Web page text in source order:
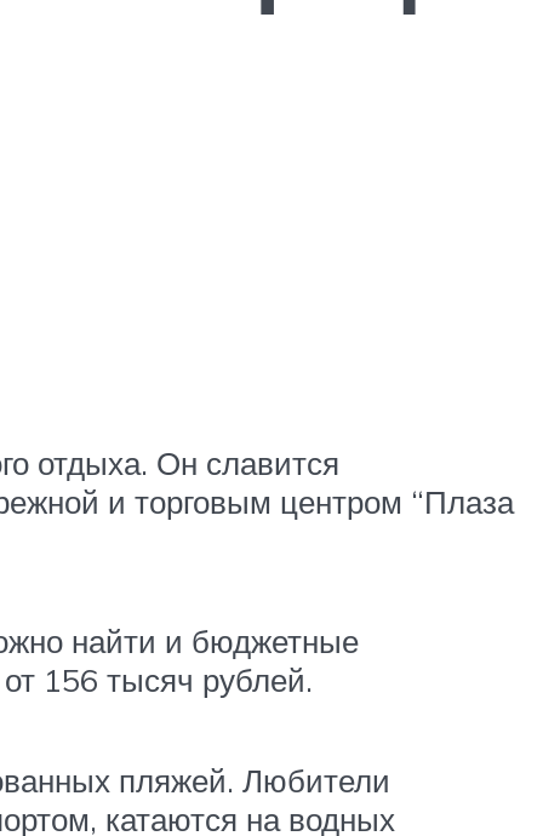
отдыха. Он славится
и торговым центром “Плаза
найти и бюджетные
156 тысяч рублей.
пляжей. Любители
катаются на водных